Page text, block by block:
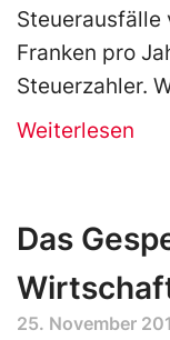
Steuerausfälle
Franken pro
Steuerzahler.
Weiterlesen
Das
25. November